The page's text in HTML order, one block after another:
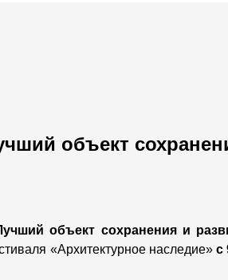
объект
объект сохранения и
«Архитектурное наследие»с